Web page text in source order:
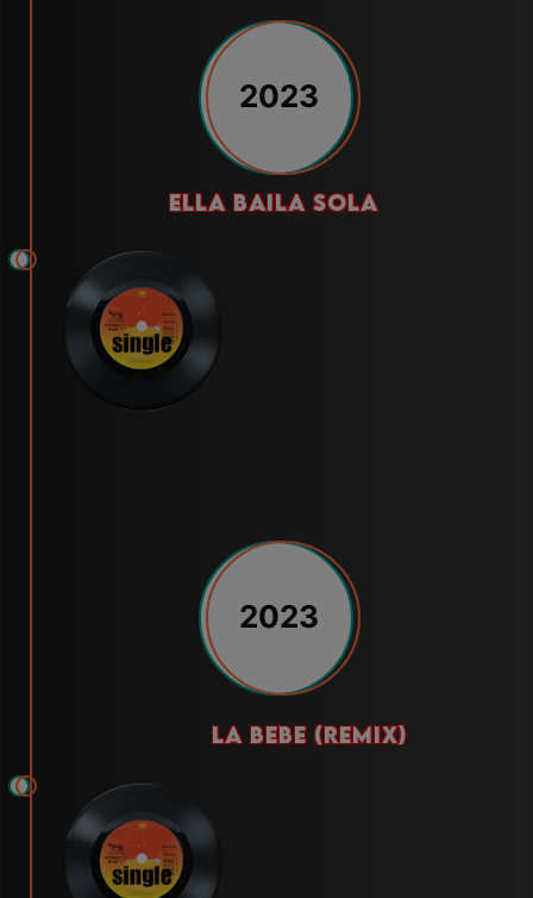
2023
ella baila sola
2023
la bebe (remix)